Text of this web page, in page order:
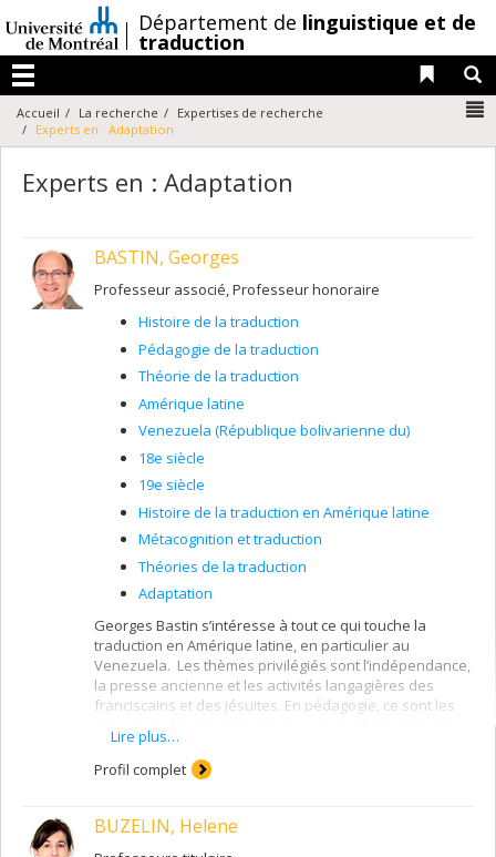
au
contenu
/Département de linguistique et de
traduction
Menu
Liens
Accueil La recherche
Expertises de recherche
Experts en : Adaptation
Experts en : Adaptation
BASTIN, Georges
Professeur associé, Professeur honoraire
Histoire de la traduction
Pédagogie de la traduction
Théorie de la traduction
Amérique latine
Venezuela (République bolivarienne du)
18e siècle
19e siècle
Histoire de la traduction en Amérique latine
Métacognition et traduction
Théories de la traduction
Adaptation
Georges Bastin s’intéresse à tout ce qui touche la
traduction en Amérique latine, en particulier au
Venezuela. Les thèmes privilégiés sont l’indépendance,
la presse ancienne et les activités langagières des
franciscains et des jésuites. En pédagogie, ce sont les
soit la traduction en tant qu’activité onomasiologique. Il
travaille notamment sur les techniques de rédaction et
d’autorévision. En théorie, Georges L. Bastin s’intéresse
traducteur, comme l’adaptation et l’appropriation.
Lire plus…
Profil complet
BUZELIN, Helene